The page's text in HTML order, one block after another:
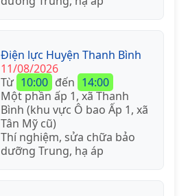
Điện lực Huyện Thanh Bình
11/08/2026
Từ 10:00 đến 14:00
Một phần ấp 1, xã Thanh
Bình (khu vực Ô bao Ấp 1, xã
Tân Mỹ cũ)
Thí nghiệm, sửa chữa bảo
dưỡng Trung, hạ áp